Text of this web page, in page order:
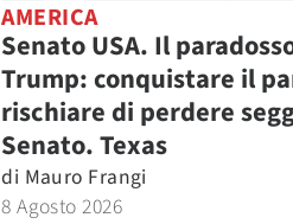
AMERICA
Senato USA. Il
Trump: conquistare il
rischiare di perdere
Senato. Texas
di Mauro Frangi
8 Agosto 2026